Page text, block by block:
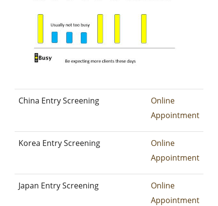
China Entry Screening
Online
Appointment
Korea Entry Screening
Online
Appointment
Japan Entry Screening
Online
Appointment